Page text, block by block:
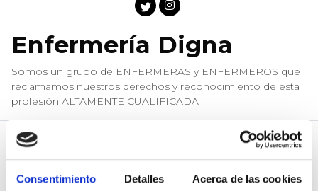
Consentimiento Detalles Acerca de las cookies
Enfermería Digna
Somos un grupo de ENFERMERAS y ENFERMEROS que
reclamamos nuestros derechos y reconocimiento de esta
profesión ALTAMENTE CUALIFICADA
Respostes (3) Preguntes (1)
Biografia